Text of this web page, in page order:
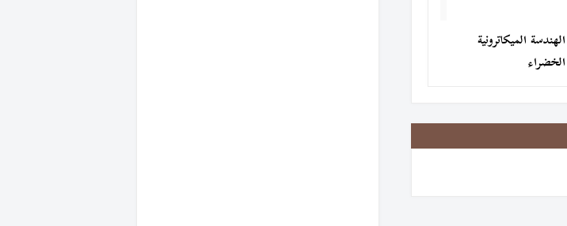
الهندسة الميكاترونية
الخضراء